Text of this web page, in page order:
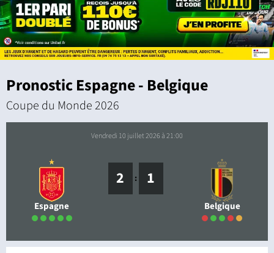
Pronostic Espagne - Belgique
Coupe du Monde 2026
Espagne
2 : 1
vendredi 10 juillet 2026 à 21:00
Belgique